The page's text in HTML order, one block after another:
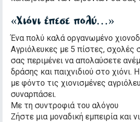
«Χιόνι έπεσε πολύ…»
Ένα πολύ καλά οργανωμένο
Αγριόλευκες με 5 πίστες, σχολές
σας περιμένει να απολαύσετε
δράσης και παιχνιδιού στο
με φόντο τις χιονισμένες
συναρπάσει.
Με τη συντροφιά του αλόγου
Ζήστε μια μοναδική εμπειρία και